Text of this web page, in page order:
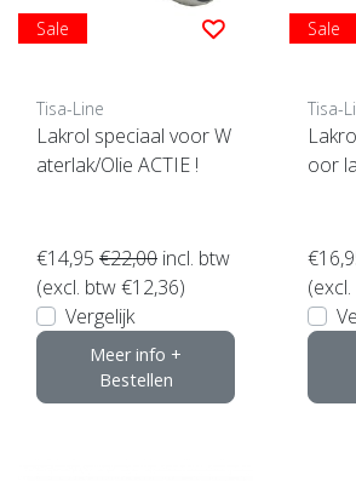
Sale
Tisa-Line
Lakrol speciaal voor W
aterlak/Olie ACTIE !
€14,95 €22,00 incl. btw
(excl. btw €12,36)
Vergelijk
Meer info +
Bestellen
Sale
Tisa-
oor